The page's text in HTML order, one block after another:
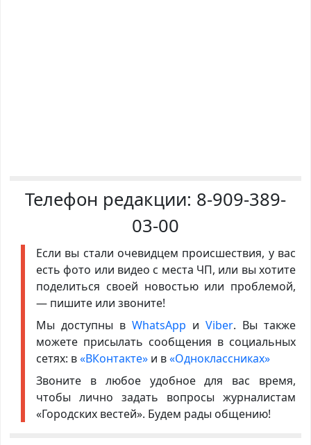
Телефон редакции: 8-909-389-
03-00
Если вы стали очевидцем происшествия, у вас
есть фото или видео с места ЧП, или вы хотите
поделиться своей новостью или проблемой,
— пишите или звоните!
Мы доступны в WhatsApp иViber. Вы также
можете присылать сообщения в социальных
сетях: в«ВКонтакте»и в«Одноклассниках»
Звоните в любое удобное для вас время,
чтобы лично задать вопросы журналистам
«Городских вестей». Будем рады общению!